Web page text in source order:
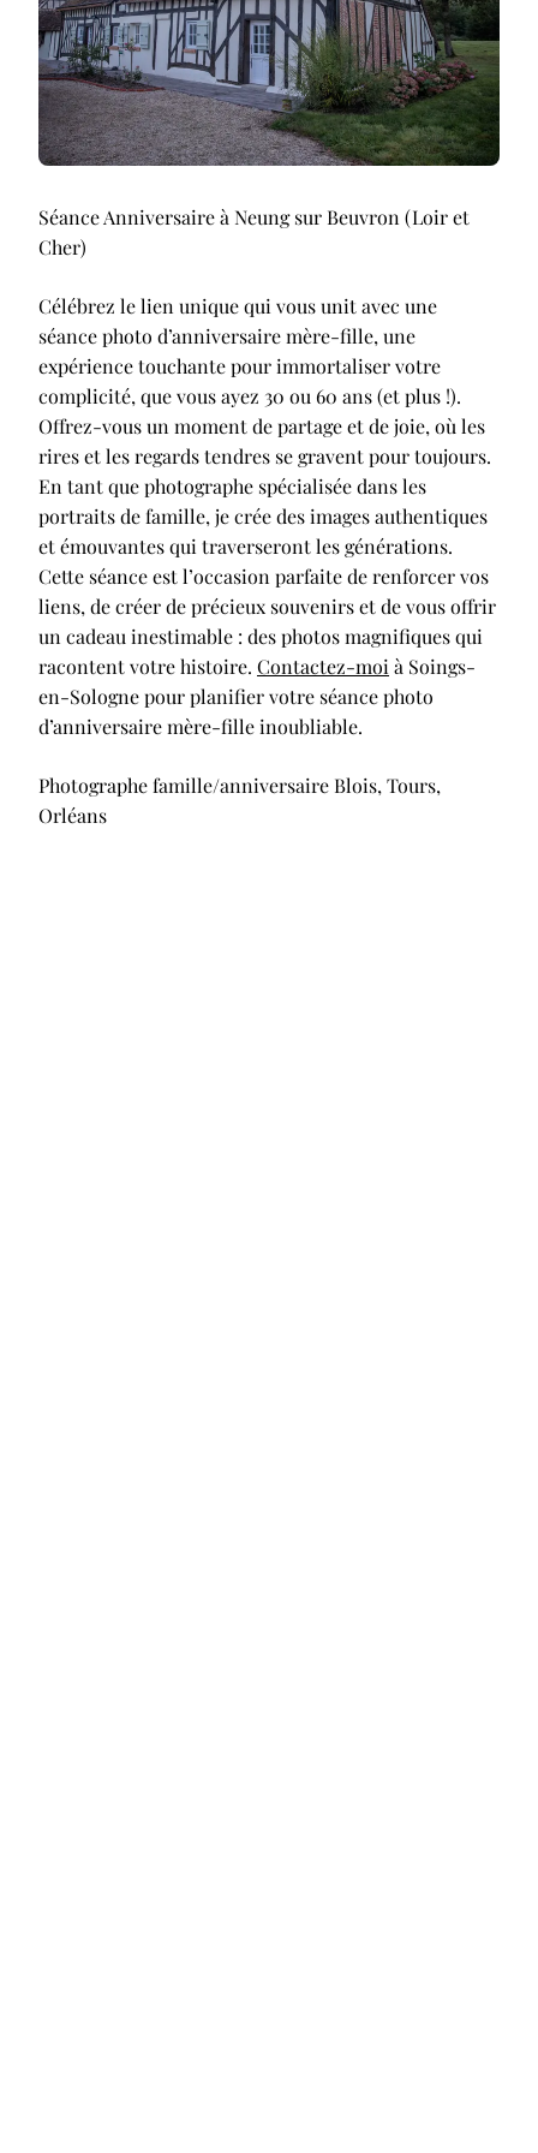
Séance Anniversaire à Neung sur Beuvron (Loir et
Cher)
Célébrez le lien unique qui vous unit avec une
séance photo d’anniversaire mère-fille, une
expérience touchante pour immortaliser votre
complicité, que vous ayez 30 ou 60 ans (et plus !).
Offrez-vous un moment de partage et de joie, où les
rires et les regards tendres se gravent pour toujours.
En tant que photographe spécialisée dans les
portraits de famille, je crée des images authentiques
et émouvantes qui traverseront les générations.
Cette séance est l’occasion parfaite de renforcer vos
liens, de créer de précieux souvenirs et de vous offrir
un cadeau inestimable : des photos magnifiques qui
racontent votre histoire. Contactez-moi à Soings-
en-Sologne pour planifier votre séance photo
d’anniversaire mère-fille inoubliable.
Photographe famille/anniversaire Blois, Tours,
Orléans